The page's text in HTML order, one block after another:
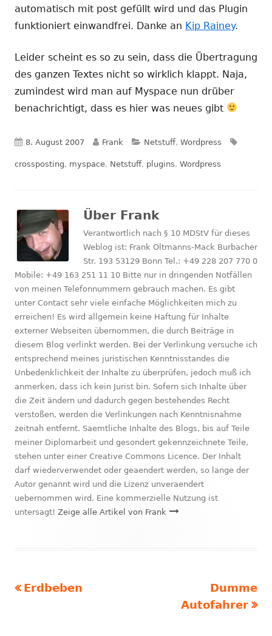
automatisch mit post gefüllt wird und das Plugin
funktioniert einwandfrei. Danke an Kip Rainey.
Leider scheint es so zu sein, dass die Übertragung
des ganzen Textes nicht so wirklich klappt. Naja,
zumindest wird man auf Myspace nun drüber
benachrichtigt, dass es hier was neues gibt
Veröffentlicht
am
8. August 2007 Autor
Frank Kategorien
Netstuff, Wordpress
crossposting, myspace, Netstuff, plugins, Wordpress
Über Frank
Verantwortlich nach § 10 MDStV für dieses
Weblog ist: Frank Oltmanns-Mack Burbacher
Str. 193 53129 Bonn Tel.: +49 228 207 770 0
Mobile: +49 163 251 11 10 Bitte nur in dringenden Notfällen
von meinen Telefonnummern gebrauch machen. Es gibt
unter Contact sehr viele einfache Möglichkeiten mich zu
erreichen! Es wird allgemein keine Haftung für Inhalte
externer Webseiten übernommen, die durch Beiträge in
diesem Blog verlinkt werden. Bei der Verlinkung versuche ich
entsprechend meines juristischen Kenntnisstandes die
Unbedenklichkeit der Inhalte zu überprüfen, jedoch muß ich
anmerken, dass ich kein Jurist bin. Sofern sich Inhalte über
die Zeit ändern und dadurch gegen bestehendes Recht
verstoßen, werden die Verlinkungen nach Kenntnisnahme
zeitnah entfernt. Saemtliche Inhalte des Blogs, bis auf Teile
meiner Diplomarbeit und gesondert gekennzeichnete Teile,
stehen unter einer Creative Commons Licence. Der Inhalt
darf wiederverwendet oder geaendert werden, so lange der
Autor genannt wird und die Lizenz unveraendert
uebernommen wird. Eine kommerzielle Nutzung ist
untersagt! Zeige alle Artikel von Frank
Beitragsnavigation
Vorheriger
Erdbeben
Nächster
Beitrag
Dumme
Autofahrer